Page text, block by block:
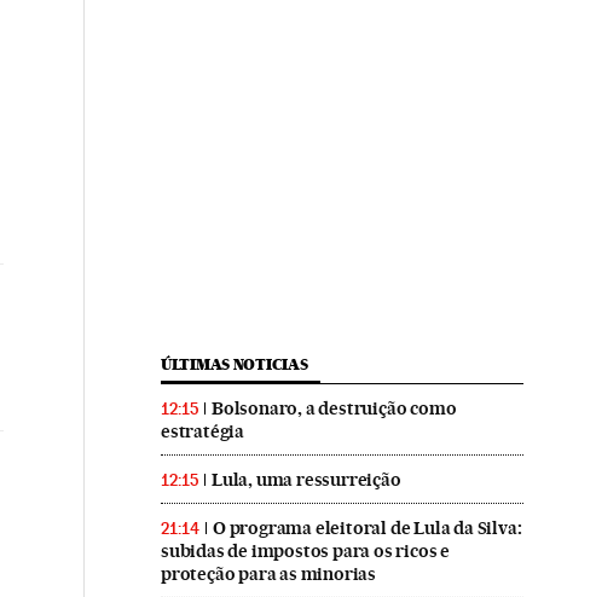
ÚLTIMAS NOTICIAS
12:15
Bolsonaro, a destruição como
estratégia
12:15 Lula, uma ressurreição
21:14
O programa eleitoral de Lula da Silva:
subidas de impostos para os ricos e
proteção para as minorias